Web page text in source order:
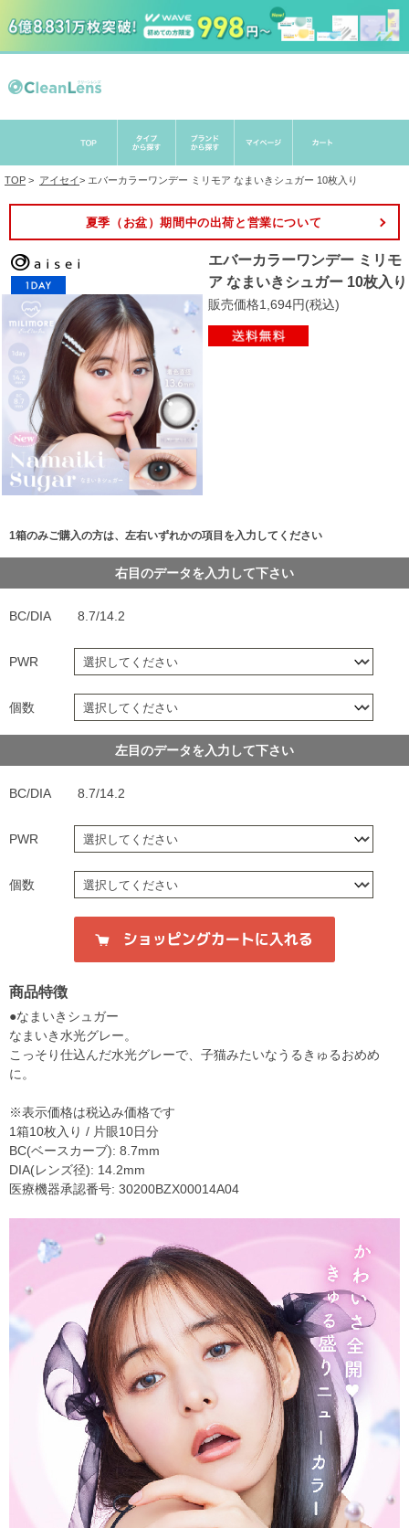
TOP > アイセイ> エバーカラーワンデー ミリモア なまいきシュガー 10枚入り
夏季（お盆）期間中の出荷と営業について
エバーカラーワンデー ミリモ
ア なまいきシュガー 10枚入り
販売価格1,694円(税込)
1箱のみご購入の方は、左右いずれかの項目を入力してください
右目のデータを入力して下さい
BC/DIA 8.7/14.2
PWR
個数
左目のデータを入力して下さい
BC/DIA 8.7/14.2
PWR
個数
商品特徴
●なまいきシュガー
なまいき水光グレー。
こっそり仕込んだ水光グレーで、子猫みたいなうるきゅるおめめ
に。
※表示価格は税込み価格です
1箱10枚入り / 片眼10日分
BC(ベースカーブ): 8.7mm
DIA(レンズ径): 14.2mm
医療機器承認番号: 30200BZX00014A04